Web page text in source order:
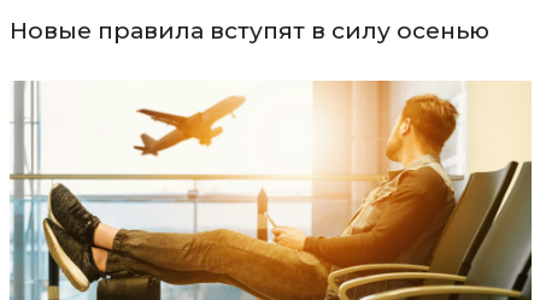
Новые правила вступят в силу осенью